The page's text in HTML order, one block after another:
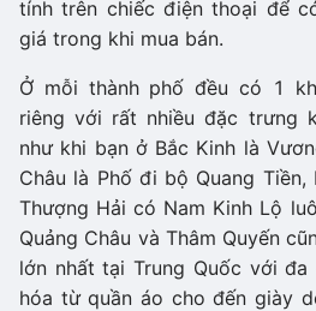
tính trên chiếc điện thoại để
giá trong khi mua bán.
Ở mỗi thành phố đều có 1
riêng với rất nhiều đặc trưng
như khi bạn ở Bắc Kinh là
Châu là Phố đi bộ Quang Tiền,
Thượng Hải có Nam Kinh Lộ
Quảng Châu và Thâm Quyến
lớn nhất tại Trung Quốc với đa
hóa từ quần áo cho đến giày